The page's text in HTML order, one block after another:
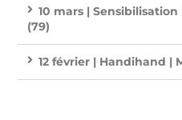
10 mars |
(79)
12 février | Handihand |